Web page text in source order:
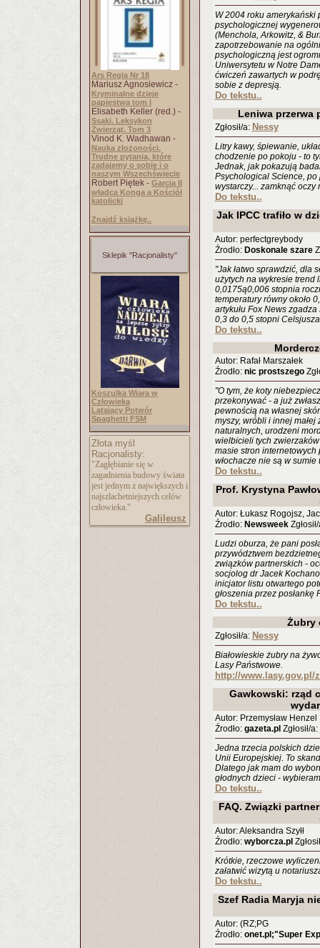
Ars Regia Nr 18
Mariusz Agnosiewicz -
Kryminalne dzieje
papiestwa tom I
Elisabeth Keller (red.) -
Ssaki. Leksykon
Zwierząt. Tom 3
Vinod K. Wadhawan -
Nauka złożoności.
Trudne pytania, które
zadajemy o sobie i o
naszym Wszechświecie
Robert Piętek - Garcia II
władca Konga a Kościół
katolicki
Znajdź książkę..
Sklepik "Racjonalisty"
Koszulka Wiara w
Człowieka
Latający Potwór
Spaghetti FSM
Złota myśl
Racjonalisty:
"Zagłębianie się w
zagadnienia budowy świata
jest jednym z największych i
najszlachetniejszych celów
człowieka."
Galileusz
W 2004 roku amerykański
psychologicznej
(Menchola, Arkowitz, &
zapotrzebowanie na
psychologiczną jest
Uniwersytetu w Notre
ćwiczeń zawartych w
sobie z depresją.
Do tekstu..
Leniwa przerwa
Zgłosił/a: Nessy
Litry kawy, śpiewanie,
chodzenie po pokoju - to
Jednak, jak pokazują
Psychological Science, po
wystarczy... zamknąć
Do tekstu..
Jak IPCC trafiło w
Autor: perfectgreybody
Źrodło: Doskonale szare
"Jak łatwo sprawdzić, dla
użytych na wykresie trend
0,0175ą0,006 stopnia
temperatury równy około
artykułu Fox News
0,3 do 0,5 stopni
Do tekstu..
Autor: Rafał Marszałek
Źrodło: nic prostszego
"O tym, że koty
przekonywać - a już
pewnością na własnej
myszy, wróbli i innej małej
naturalnych, urodzeni
wielbicieli tych
masie stron internetowych
włochacze nie są w sumie
Do tekstu..
Prof. Krystyna
Autor: Łukasz Rogojsz,
Źrodło: Newsweek
Ludzi oburza, że pani
przywództwem
związków partnerskich -
socjolog dr Jacek
inicjator listu otwartego
głoszenia przez posłankę
Do tekstu..
Żubry
Zgłosił/a: Nessy
Białowieskie żubry na
Lasy Państwowe.
http://www.lasy.gov.pl/
Gawkowski: rząd
Autor: Przemysław Henzel
Źrodło: gazeta.pl Zgłosił/a:
Jedna trzecia polskich
Unii Europejskiej. To
Dlatego jak mam do
głodnych dzieci -
Do tekstu..
FAQ. Związki
Autor: Aleksandra Szyłł
Źrodło: wyborcza.pl
Krótkie, rzeczowe
załatwić wizytą u
Do tekstu..
Szef Radia Maryja
Autor: (RZ;PG
Źrodło: onet.pl;"Super